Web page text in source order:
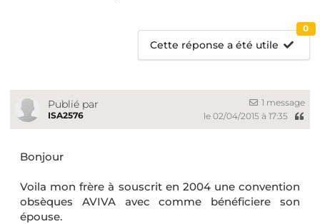
Cette réponse a été utile
0
Publié par
ISA2576
1 message
le 02/04/2015 à 17:35
Bonjour
Voila mon frère à souscrit en 2004 une convention
obsèques AVIVA avec comme bénéficiere son
épouse.